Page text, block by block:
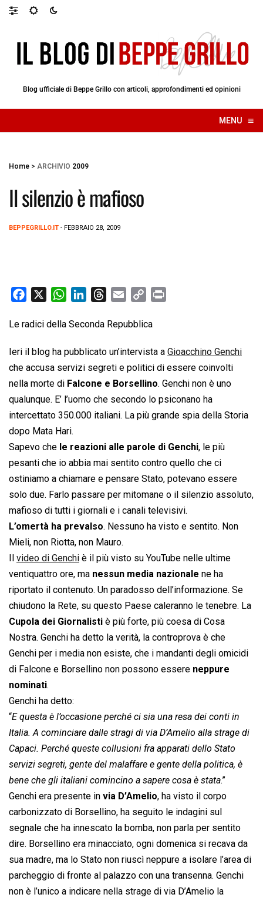
Blog ufficiale di Beppe Grillo con articoli, approfondimenti ed opinioni
MENU ≡
☰
Home > ARCHIVIO 2009
Il silenzio è mafioso
BEPPEGRILLO.IT - FEBBRAIO 28, 2009
c
b
o
o
k
W
a
s
A
p
p
n
e
d
I
n
r
a
d
s
a
l
p
L
i
n
k
t
Le radici della Seconda Repubblica
Ieri il blog ha pubblicato un’intervista a Gioacchino Genchi
che accusa servizi segreti e politici di essere coinvolti
nella morte di Falcone e Borsellino. Genchi non è uno
qualunque. E’ l’uomo che secondo lo psiconano ha
intercettato 350.000 italiani. La più grande spia della Storia
dopo Mata Hari.
Sapevo che le reazioni alle parole di Genchi, le più
pesanti che io abbia mai sentito contro quello che ci
ostiniamo a chiamare e pensare Stato, potevano essere
solo due. Farlo passare per mitomane o il silenzio assoluto,
mafioso di tutti i giornali e i canali televisivi.
L’omertà ha prevalso. Nessuno ha visto e sentito. Non
Mieli, non Riotta, non Mauro.
video di Genchi è il più visto su YouTube nelle ultime
ventiquattro ore, ma nessun media nazionale ne ha
riportato il contenuto. Un paradosso dell’informazione. Se
chiudono la Rete, su questo Paese caleranno le tenebre. La
Cupola dei Giornalisti è più forte, più coesa di Cosa
Nostra. Genchi ha detto la verità, la controprova è che
Genchi per i media non esiste, che i mandanti degli omicidi
di Falcone e Borsellino non possono essere neppure
nominati.
Genchi ha detto:
“E questa è l’occasione perché ci sia una resa dei conti in
Italia. A cominciare dalle stragi di via D’Amelio alla strage di
Capaci. Perché queste collusioni fra apparati dello Stato
servizi segreti, gente del malaffare e gente della politica, è
bene che gli italiani comincino a sapere cosa è stata.”
Genchi era presente in via D’Amelio, ha visto il corpo
carbonizzato di Borsellino, ha seguito le indagini sul
segnale che ha innescato la bomba, non parla per sentito
dire. Borsellino era minacciato, ogni domenica si recava da
sua madre, ma lo Stato non riuscì neppure a isolare l’area di
parcheggio di fronte al palazzo con una transenna. Genchi
non è l’unico a indicare nella strage di via D’Amelio la